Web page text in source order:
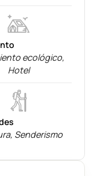
ecológico,
Hotel
, Senderismo